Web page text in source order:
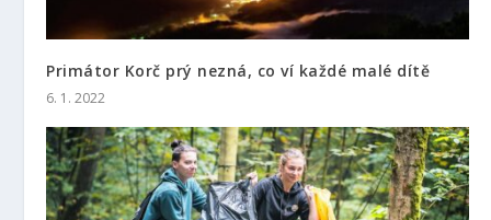
Primátor Korč prý nezná, co ví každé malé dítě
6. 1. 2022